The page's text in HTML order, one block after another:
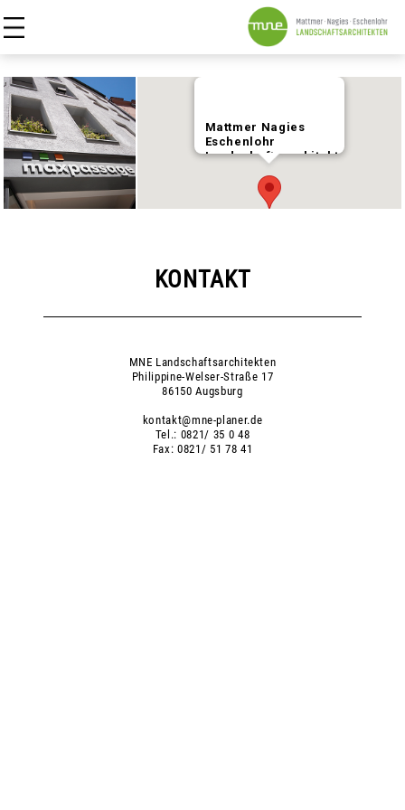
NAVIGATION
ÜBERSPRINGEN
PROJEKTE
LEISTUNGEN
ÜBER UNS
Mattmer Nagies
Eschenlohr
Landschaftsarchitekten
86150 Augsburg
KONTAKT
MNE Landschaftsarchitekten
Philippine-Welser-Straße 17
86150 Augsburg
kontakt@mne-planer.de
Tel.: 0821/ 35 0 48
Fax: 0821/ 51 78 41